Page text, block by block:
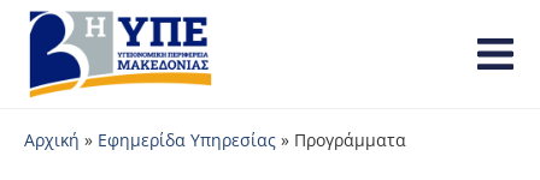
Αρχική » Εφημερίδα Υπηρεσίας » Προγράμματα